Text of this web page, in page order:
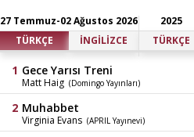
27 Temmuz-02 Ağustos 2026
TÜRKÇE
İNGİLİZCE
2025
TÜRKÇE
Gece Yarısı Treni
Matt Haig (Domingo Yayınları)
Muhabbet
Virginia Evans (APRIL Yayınevi)